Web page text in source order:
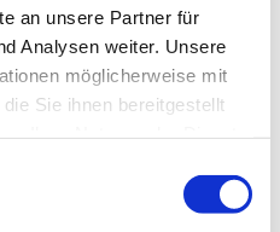
an unsere Partner für
Analysen weiter. Unsere
möglicherweise mit
Sie ihnen bereitgestellt